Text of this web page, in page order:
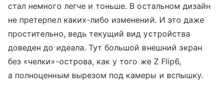
стал немного легче и тоньше. В остальном дизайн
не претерпел каких-либо изменений. И это даже
простительно, ведь текущий вид устройства
доведен до идеала. Тут большой внешний экран
без «челки»-острова, как у того же Z Flip6,
а полноценным вырезом под камеры и вспышку.